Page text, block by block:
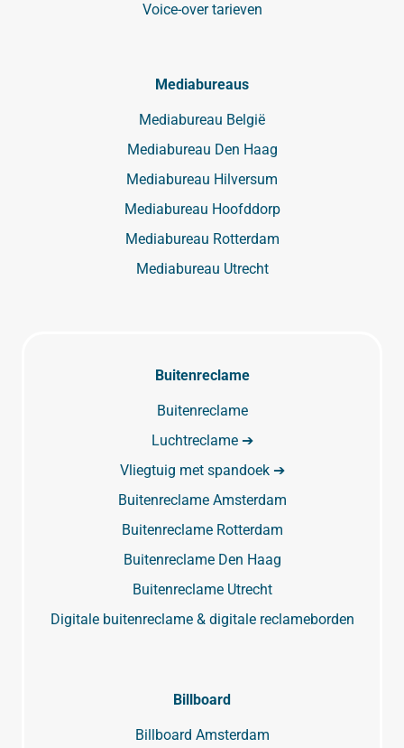
Voice-over tarieven
Mediabureaus
Mediabureau België
Mediabureau Den Haag
Mediabureau Hilversum
Mediabureau Hoofddorp
Mediabureau Rotterdam
Mediabureau Utrecht
Buitenreclame
Buitenreclame
Luchtreclame ➔
Vliegtuig met spandoek ➔
Buitenreclame Amsterdam
Buitenreclame Rotterdam
Buitenreclame Den Haag
Buitenreclame Utrecht
Digitale buitenreclame & digitale reclameborden
Billboard
Billboard Amsterdam